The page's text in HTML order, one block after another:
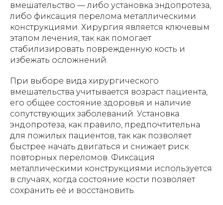
вмешательство — либо установка эндопротеза,
либо фиксация перелома металлическими
конструкциями. Хирургия является ключевым
этапом лечения, так как помогает
стабилизировать поврежденную кость и
избежать осложнений.
При выборе вида хирургического
вмешательства учитывается возраст пациента,
его общее состояние здоровья и наличие
сопутствующих заболеваний. Установка
эндопротеза, как правило, предпочтительна
для пожилых пациентов, так как позволяет
быстрее начать двигаться и снижает риск
повторных переломов. Фиксация
металлическими конструкциями используется
в случаях, когда состояние кости позволяет
сохранить её и восстановить.